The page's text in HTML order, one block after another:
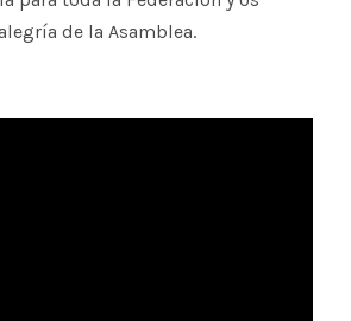
de la Asamblea.